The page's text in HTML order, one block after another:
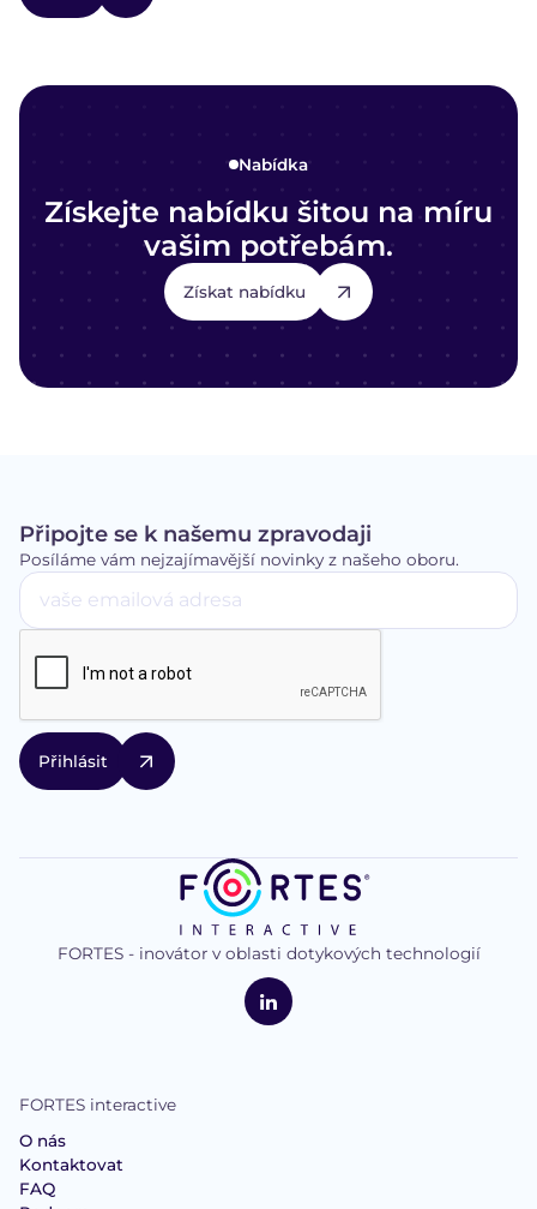
Nabídka
Získejte nabídku šitou na míru
vašim potřebám.
Získat nabídku
Připojte se k našemu zpravodaji
Posíláme vám nejzajímavější novinky z našeho oboru.
logo
Interactive
FORTES - inovátor v oblasti dotykových technologií
LinkedIn
FORTES interactive
O nás
Kontaktovat
FAQ